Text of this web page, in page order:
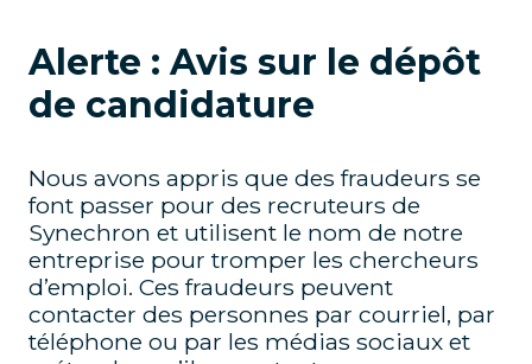
Alerte : Avis sur le dépôt
de candidature
Nous avons appris que des fraudeurs se
font passer pour des recruteurs de
Synechron et utilisent le nom de notre
entreprise pour tromper les chercheurs
d’emploi. Ces fraudeurs peuvent
contacter des personnes par courriel, par
téléphone ou par les médias sociaux et